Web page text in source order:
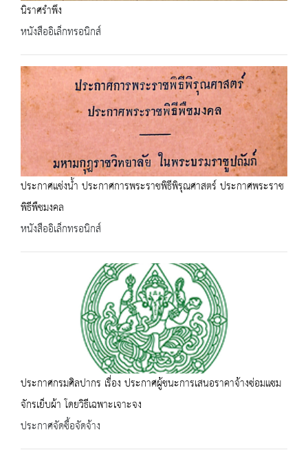
นิราศรำพึง
หนังสืออิเล็กทรอนิกส์
ประกาศแช่งน้ำ ประกาศการพระราชพิธีพิรุณศาสตร์ ประกาศพระราช
พิธีพืชมงคล
หนังสืออิเล็กทรอนิกส์
ประกาศกรมศิลปากร เรื่อง ประกาศผู้ชนะการเสนอราคาจ้างซ่อมแซม
จักรเย็บผ้า โดยวิธีเฉพาะเจาะจง
ประกาศจัดซื้อจัดจ้าง